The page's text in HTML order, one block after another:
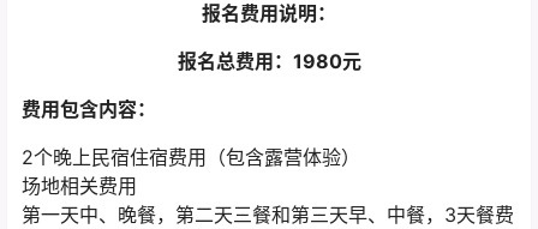
报名费用说明：
报名总费用：1980元
费用包含内容：
2个晚上民宿住宿费用（包含露营体验）
场地相关费用
第一天中、晚餐，第二天三餐和第三天早、中餐，3天餐费